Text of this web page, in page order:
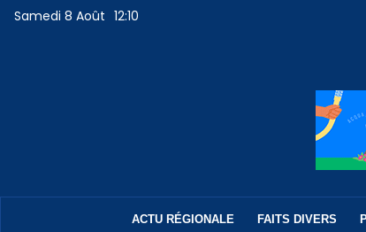
Samedi 8 Août 12:10
ACTU RÉGIONALE FAITS DIVERS